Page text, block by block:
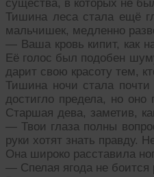
существа, в которых не
Тишина леса стала ещё
мальчишек, медленно
— Ваша кровь кипит, как
Её голос был подобен
дарит свою красоту тем,
Тишина ночи стала
достигло предела, но
Старшая дева, заметив,
— Твои глаза полны
руки хотят знать правду.
Она широко расставила
— Спелая ягода не боится